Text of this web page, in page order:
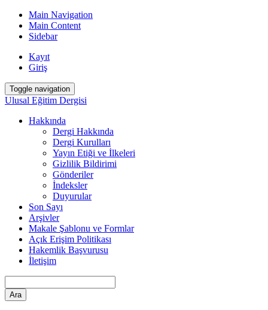
Main Navigation
Main Content
Sidebar
Kayıt
Giriş
Toggle navigation
Ulusal Eğitim Dergisi
Hakkında
Dergi Hakkında
Dergi Kurulları
Yayın Etiği ve İlkeleri
Gizlilik Bildirimi
Gönderiler
İndeksler
Duyurular
Son Sayı
Arşivler
Makale Şablonu ve Formlar
Açık Erişim Politikası
Hakemlik Başvurusu
İletişim
Ara